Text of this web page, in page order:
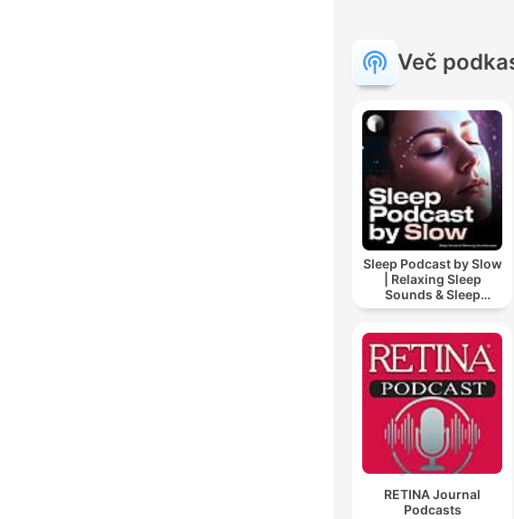
Več
Sleep Podcast by Slow
| Relaxing Sleep
Sounds & Sleep
Stories | Nature Sound
RETINA Journal
Podcasts